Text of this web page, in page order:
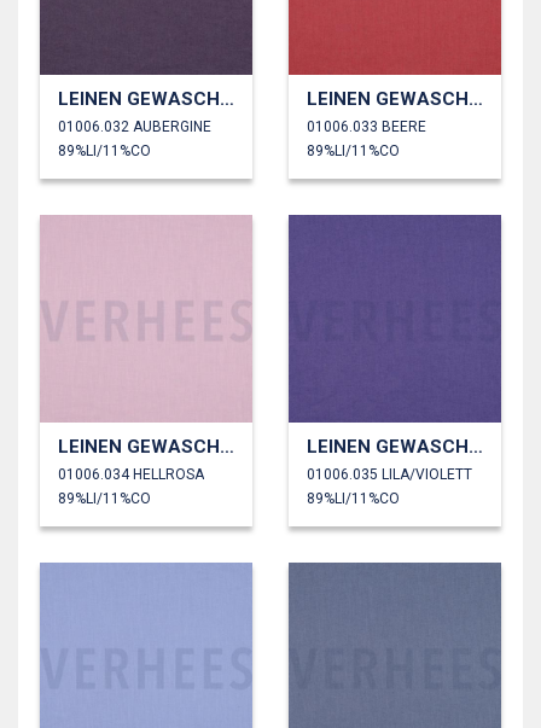
LEINEN GEWASCHEN 170 GM2
01006.032 AUBERGINE
89%LI/11%CO
LEINEN GEWASCHEN 170 GM2
01006.033 BEERE
89%LI/11%CO
LEINEN GEWASCHEN 170 GM2
01006.034 HELLROSA
89%LI/11%CO
LEINEN GEWASCHEN 170 GM2
01006.035 LILA/VIOLETT
89%LI/11%CO